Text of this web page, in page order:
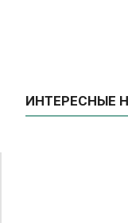
ИНТЕРЕСНЫЕ